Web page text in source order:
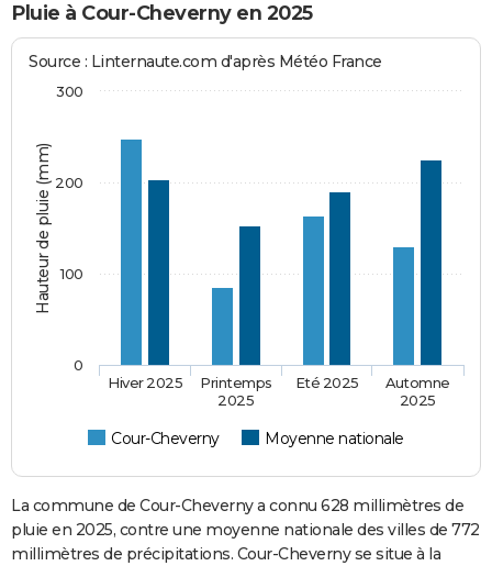
Pluie à Cour-Cheverny en 2025
Hauteur de pluie (mm)
Source : Linternaute.com d'après Météo France
Cour-Cheverny Moyenne nationale
Hiver 2025
Printemps
2025
Eté 2025
Automne
2025
0
100
200
300
La commune de Cour-Cheverny a connu 628 millimètres de
pluie en 2025, contre une moyenne nationale des villes de 772
millimètres de précipitations. Cour-Cheverny se situe à la